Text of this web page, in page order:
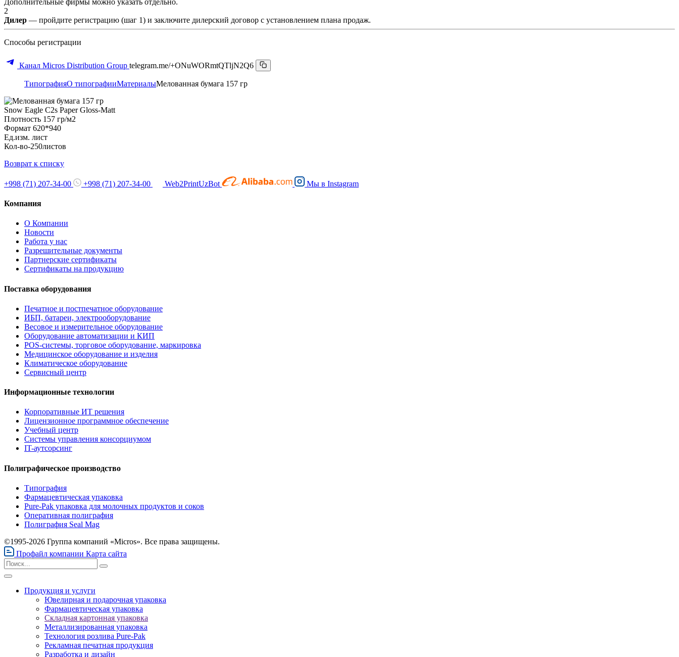
2
Дилер — пройдите регистрацию (шаг 1) и заключите дилерский договор с установлением плана продаж.
Способы регистрации
Канал Micros Distribution Group telegram.me/+ONuWORmtQTljN2Q6
ТипографияО типографииМатериалыМелованная бумага 157 гр
Snow Eagle C2s Paper Gloss-Matt
Плотность 157 гр/м2
Формат 620*940
Ед.изм. лист
Кол-во-250листов
Возврат к списку
+998 (71) 207-34-00 +998 (71) 207-34-00 Web2PrintUzBot Мы в Instagram
Компания
О Компании
Новости
Работа у нас
Разрешительные документы
Партнерские сертификаты
Сертификаты на продукцию
Поставка оборудования
Печатное и постпечатное оборудование
ИБП, батареи, электрооборудование
Весовое и измерительное оборудование
Оборудование автоматизации и КИП
POS-системы, торговое оборудование, маркировка
Медицинское оборудование и изделия
Климатическое оборудование
Сервисный центр
Информационные технологии
Корпоративные ИТ решения
Лицензионное программное обеспечение
Учебный центр
Системы управления консорциумом
IT-аутсорсинг
Полиграфическое производство
Типография
Фармацевтическая упаковка
Pure-Pak упаковка для молочных продуктов и соков
Оперативная полиграфия
Полиграфия Seal Mag
©1995-2026 Группа компаний «Micros». Все права защищены.
Профайл компании Карта сайта
Продукция и услуги
Ювелирная и подарочная упаковка
Фармацевтическая упаковка
Складная картонная упаковка
Металлизированная упаковка
Технология розлива Pure-Pak
Рекламная печатная продукция
Разработка и дизайн